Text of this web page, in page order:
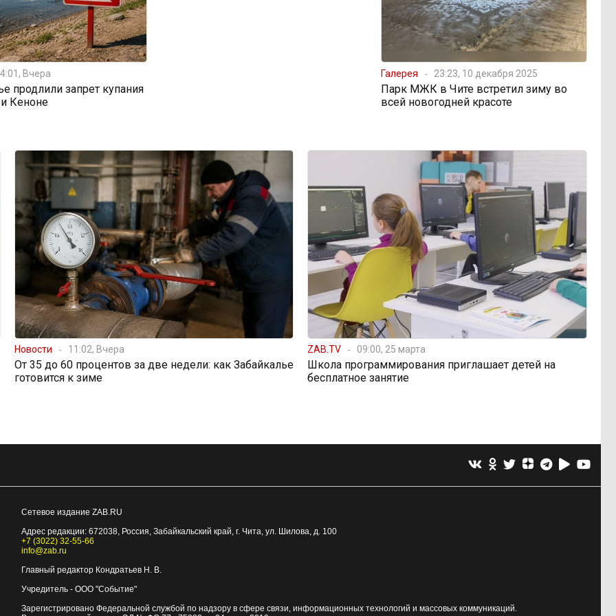
Вчера
продлили запрет купания
Кеноне
Галерея 23:23, 10 декабря 2025
Парк МЖК в Чите встретил зиму во
всей новогодней красоте
Новости 11:02, Вчера
От 35 до 60 процентов за две недели: как Забайкалье
готовится к зиме
ZAB.TV 09:00, 25 марта
Школа программирования приглашает детей на
бесплатное занятие
Сетевое издание ZAB.RU
Адрес редакции: 672038, Россия, Забайкальский край, г. Чита, ул. Шилова, д. 100
+7 (3022) 32-55-66
info@zab.ru
Главный редактор Кондратьев Н. В.
Учредитель - ООО "Событие"
Зарегистрировано Федеральной службой по надзору в сфере связи, информационных технологий и массовых коммуникаций.